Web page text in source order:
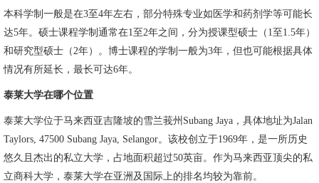
本科学制一般是在3至4年左右，部分特殊专业如医学和药剂学等可能长
达5年。硕士课程学制通常在1至2年之间，分为授课型硕士（1至1.5年）
和研究型硕士（2年）。博士课程的学制一般为3年，但也可能根据具体
情况有所延长，最长可达6年。
泰莱大学在哪个位置
泰莱大学位于马来西亚吉隆坡的雪兰莪州Subang Jaya，具体地址为Jalan
Taylors, 47500 Subang Jaya, Selangor。该校创立于1969年，是一所历史
悠久且杰出的私立大学，占地面积超过50英亩。作为马来西亚顶尖的私
立商科大学，泰莱大学在亚洲及国际上的排名均较为靠前。